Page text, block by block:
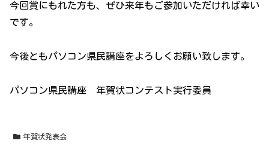
今回賞にもれた方も、ぜひ来年もご参加いただければ幸い
です。
今後ともパソコン県民講座をよろしくお願い致します。
パソコン県民講座 年賀状コンテスト実行委員
年賀状発表会